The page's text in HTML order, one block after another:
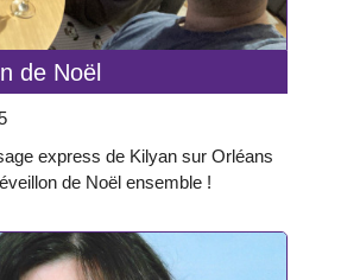
de Noël
express de Kilyan sur Orléans
de Noël ensemble !